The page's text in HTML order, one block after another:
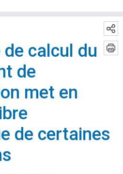
calcul du
de
met en
de certaines